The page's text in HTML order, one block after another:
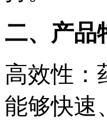
二、产品
高效性：
能够快速